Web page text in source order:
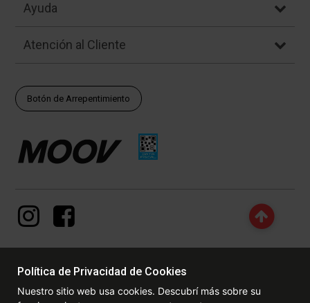
Ayuda
Atención al Cliente
Botón de Arrepentimiento
DERECHOS RESERVADOS. Las fotos contenidas en este site, el
Política de Privacidad de Cookies
Nuestro sitio web usa cookies. Descubrí más sobre su